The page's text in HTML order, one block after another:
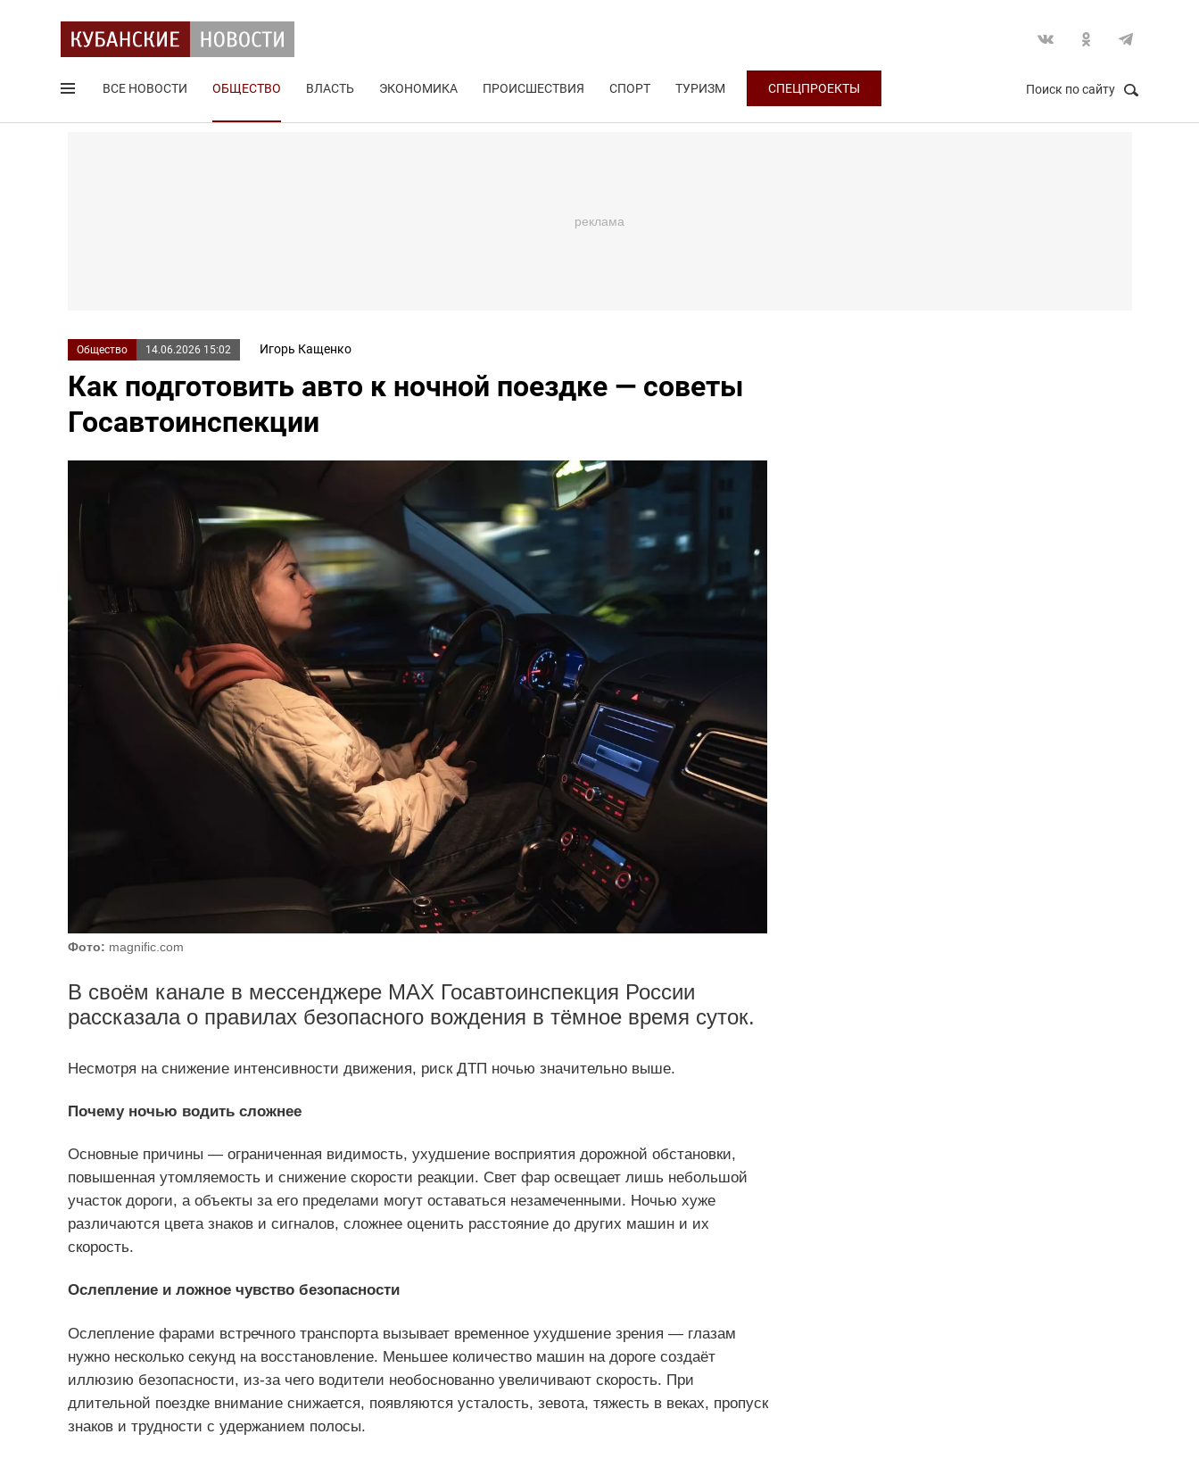
ВСЕ НОВОСТИ ОБЩЕСТВО ВЛАСТЬ ЭКОНОМИКА ПРОИСШЕСТВИЯ СПОРТ ТУРИЗМ СПЕЦПРОЕКТЫ Поиск по сайту
Общество 14.06.2026 15:02 Игорь Кащенко
Как подготовить авто к ночной поездке — советы
Госавтоинспекции
Фото: magnific.com
В своём канале в мессенджере MAX Госавтоинспекция России
рассказала о правилах безопасного вождения в тёмное время суток.
Несмотря на снижение интенсивности движения, риск ДТП ночью значительно выше.
Почему ночью водить сложнее
Основные причины — ограниченная видимость, ухудшение восприятия дорожной обстановки,
повышенная утомляемость и снижение скорости реакции. Свет фар освещает лишь небольшой
участок дороги, а объекты за его пределами могут оставаться незамеченными. Ночью хуже
различаются цвета знаков и сигналов, сложнее оценить расстояние до других машин и их
скорость.
Ослепление и ложное чувство безопасности
Ослепление фарами встречного транспорта вызывает временное ухудшение зрения — глазам
нужно несколько секунд на восстановление. Меньшее количество машин на дороге создаёт
иллюзию безопасности, из‑за чего водители необоснованно увеличивают скорость. При
длительной поездке внимание снижается, появляются усталость, зевота, тяжесть в веках, пропуск
знаков и трудности с удержанием полосы.